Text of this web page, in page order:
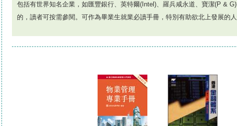
包括有世界知名企業，如匯豐銀行、英特爾(Intel)、羅兵咸永道、寶潔(P &
的，讀者可按需參閱。可作為畢業生就業必讀手冊，特別有助欲北上發展的人